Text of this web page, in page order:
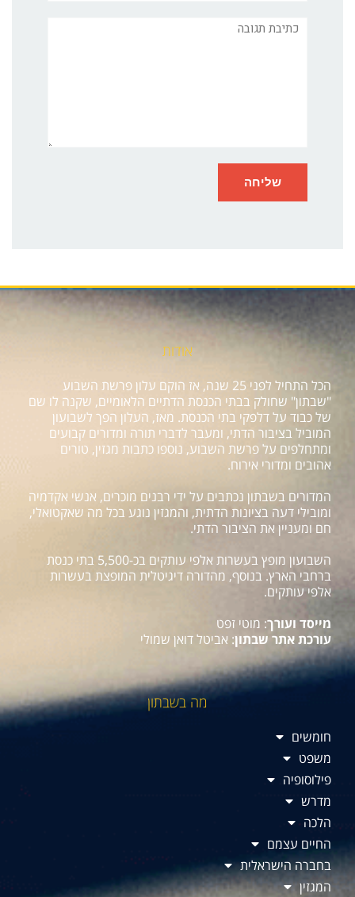
תגובה
אודות
הכל התחיל לפני 25 שנה, אז הוקם עלון פרשת השבוע
"שבתון" שחולק בבתי הכנסת הדתיים הלאומיים, שקנה לו שם
של כבוד על דלפקי בתי הכנסת. מאז, העלון הפך לשבועון
המוביל בציבור הדתי, ומעבר לדברי תורה ומדורים קבועים
ומתחלפים על פרשת השבוע, נוספו כתבות מגזין, טורים
אהובים ומדורי אירוח.
המדורים בשבתון נכתבים על ידי רבנים מוכרים, אנשי אקדמיה
ומובילי דעה בציונות הדתית, והמגזין נוגע בכל מה שאקטואלי,
חם ומעניין את הציבור הדתי.
השבועון מופץ בעשרות אלפי עותקים בכ-5,500 בתי כנסת
ברחבי הארץ. בנוסף, מהדורה דיגיטלית המופצת בעשרות
אלפי עותקים.
מייסד ועורך: מוטי זפט
עורכת אתר שבתון: אביטל דואן שמולי
מה בשבתון
חומשים
משפט
פילוסופיה
מדרש
הלכה
החיים עצמם
בחברה הישראלית
המגזין